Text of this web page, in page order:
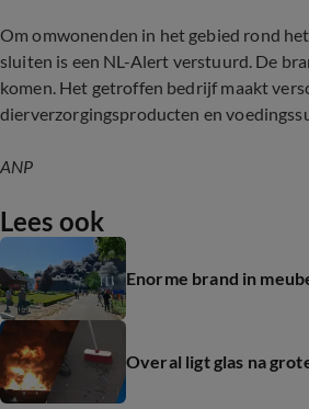
Om omwonenden in het gebied rond
sluiten is een NL-Alert verstuurd. De
komen. Het getroffen bedrijf maakt
dierverzorgingsproducten en
ANP
Lees ook
Enorme brand in
Overal ligt glas na